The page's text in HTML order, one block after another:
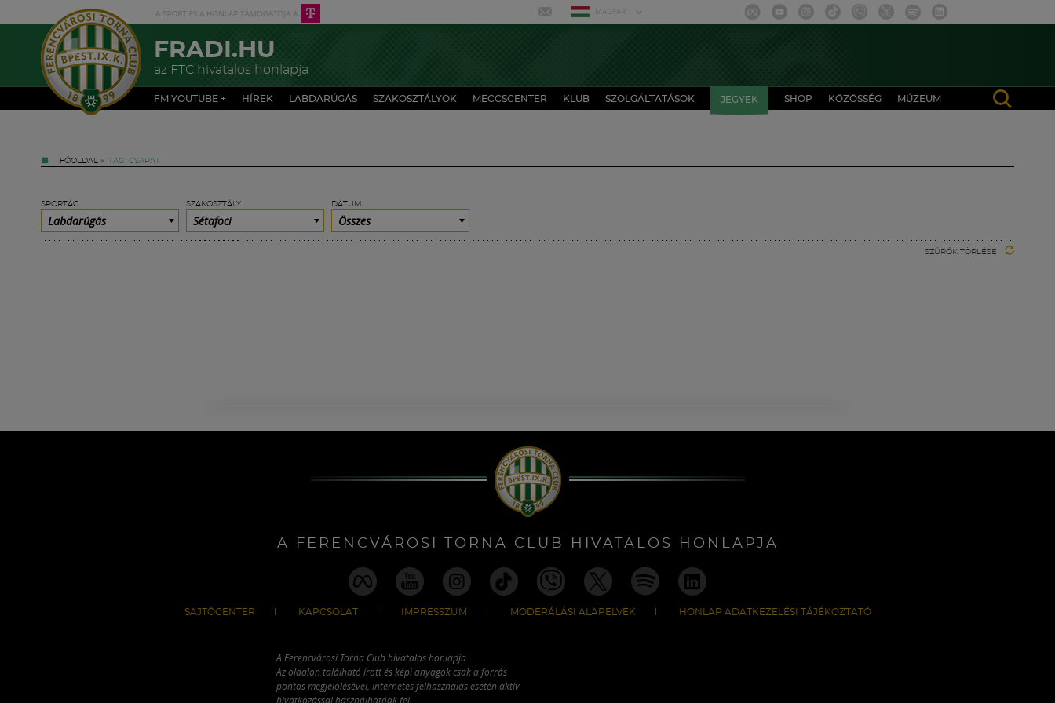
MAGYAR
FRADI.HU
az FTC hivatalos honlapja
FM YOUTUBE + HÍREK LABDARÚGÁS SZAKOSZTÁLYOK MECCSCENTER KLUB SZOLGÁLTATÁSOK JEGYEK SHOP KÖZÖSSÉG MÚZEUM
FŐOLDAL » TAG: CSAPAT
SPORTÁG
Labdarúgás
SZAKOSZTÁLY
Sétafoci
DÁTUM
Összes
SZŰRŐK TÖRLÉSE
A FERENCVÁROSI TORNA CLUB HIVATALOS HONLAPJA
SAJTÓCENTER KAPCSOLAT IMPRESSZUM MODERÁLÁSI ALAPELVEK HONLAP ADATKEZELÉSI TÁJÉKOZTATÓ
A Ferencvárosi Torna Club hivatalos honlapja
Az oldalon található írott és képi anyagok csak a forrás
pontos megjelölésével, internetes felhasználás esetén aktív
hivatkozással használhatóak fel.